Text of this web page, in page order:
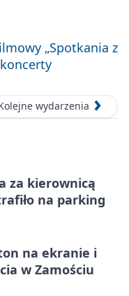
„Spotkania z
wydarzenia
za kierownicą
na parking
na ekranie i
w Zamościu